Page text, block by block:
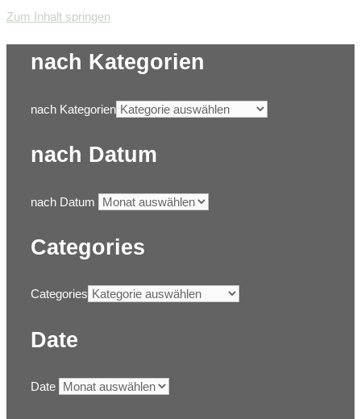
Zum Inhalt springen
nach Kategorien
nach Kategorien
nach Datum
nach Datum
Categories
Categories
Date
Date